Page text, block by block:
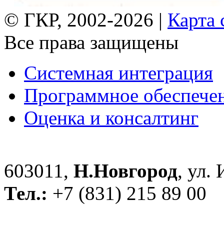
© ГКР, 2002-2026 | Карта
Все права защищены
Системная интеграция
Программное
Оценка и консалтинг
603011, Н.Новгород, ул.
Тел.: +7 (831) 215 89 00